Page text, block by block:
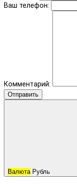
Ваш телефон:
Комментарий:
Отправить
Валюта Рубль